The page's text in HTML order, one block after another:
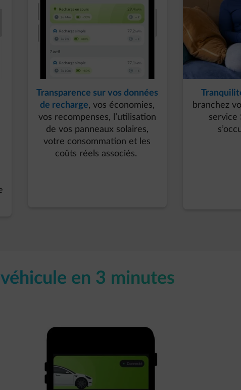
Transparence sur vos données
de recharge, vos économies,
vos recompenses, l’utilisation
de vos panneaux solaires,
votre consommation et les
coûts réels associés. ​
branchez
service
en 3 minutes​